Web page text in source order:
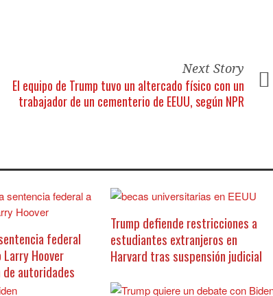
Next Story
El equipo de Trump tuvo un altercado físico con un
trabajador de un cementerio de EEUU, según NPR
federal
Hoover
autoridades
Trump defiende restricciones a
estudiantes extranjeros en
Harvard tras suspensión judicial